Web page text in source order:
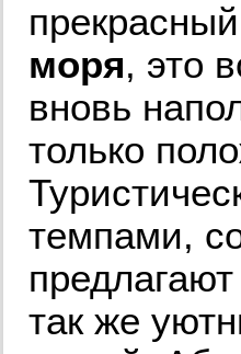
моря, это
вновь
только
темпами,
так же